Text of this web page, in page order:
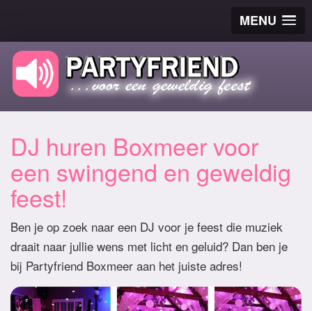
MENU
DJ huren Boxmeer voor
een swingend en geweldig
feest!
Ben je op zoek naar een DJ voor je feest die muziek
draait naar jullie wens met licht en geluid? Dan ben je
bij Partyfriend Boxmeer aan het juiste adres!